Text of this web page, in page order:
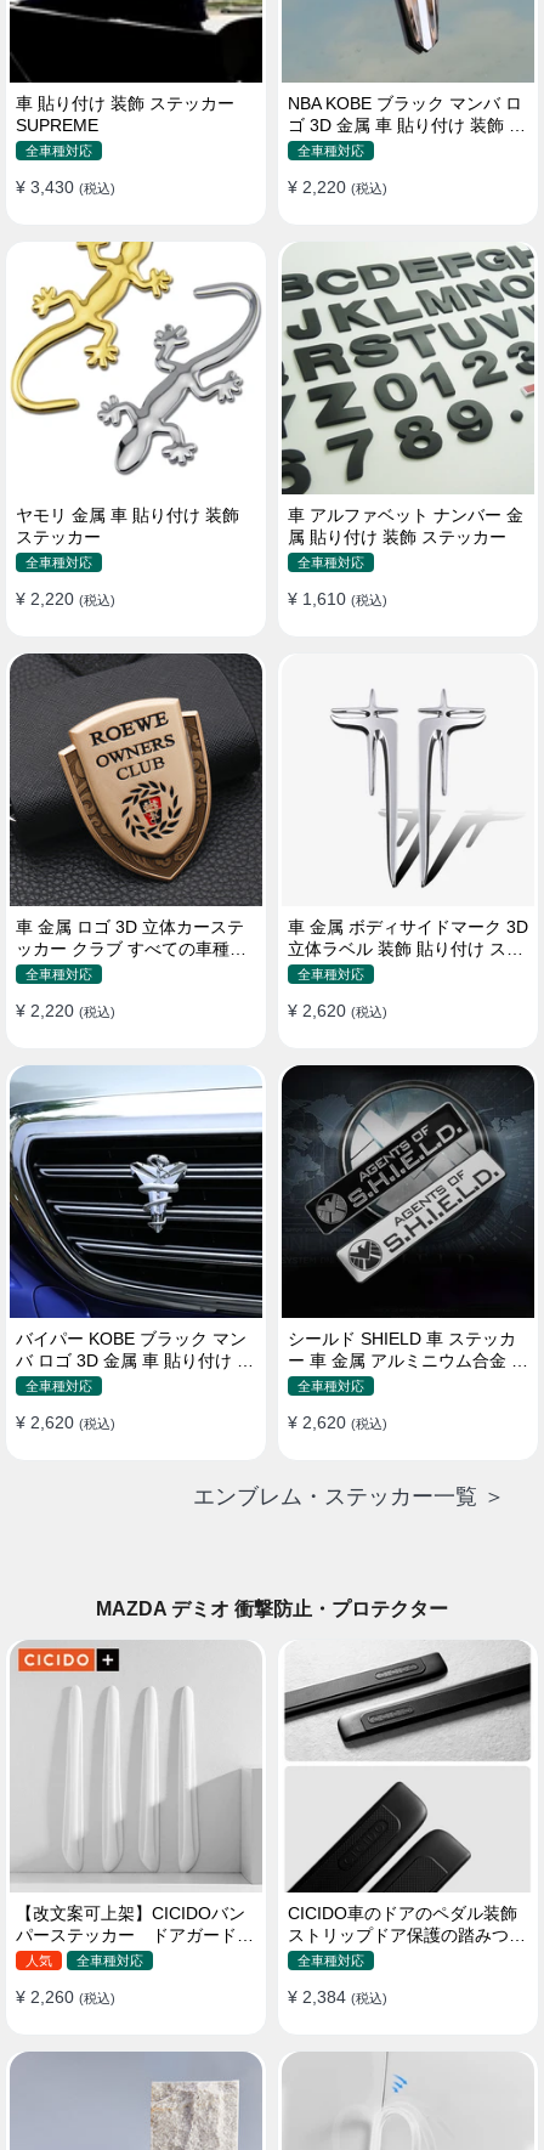
車 貼り付け 装飾 ステッカー
SUPREME
全車種対応
¥ 3,430 (税込)
NBA KOBE ブラック マンバ ロ
ゴ 3D 金属 車 貼り付け 装飾 ス
テッカー
全車種対応
¥ 2,220 (税込)
ヤモリ 金属 車 貼り付け 装飾
ステッカー
全車種対応
¥ 2,220 (税込)
車 アルファベット ナンバー 金
属 貼り付け 装飾 ステッカー
全車種対応
¥ 1,610 (税込)
車 金属 ロゴ 3D 立体カーステ
ッカー クラブ すべての車種対
応 カスタム サイドポスト
全車種対応
¥ 2,220 (税込)
車 金属 ボディサイドマーク 3D
立体ラベル 装飾 貼り付け ステ
ッカー
全車種対応
¥ 2,620 (税込)
バイパー KOBE ブラック マン
バ ロゴ 3D 金属 車 貼り付け 装
飾 ステッカー
全車種対応
¥ 2,620 (税込)
シールド SHIELD 車 ステッカ
ー 車 金属 アルミニウム合金 ス
クラッチオクルージョン ステ
全車種対応
¥ 2,620 (税込)
エンブレム・ステッカー一覧 ＞
MAZDA デミオ 衝撃防止・プロテクター
【改文案可上架】CICIDOバン
パーステッカー ドアガード
衝突防止プロテクター 耐スク
人気 全車種対応
¥ 2,260 (税込)
CICIDO車のドアのペダル装飾
ストリップドア保護の踏みつけ
防止
全車種対応
¥ 2,384 (税込)